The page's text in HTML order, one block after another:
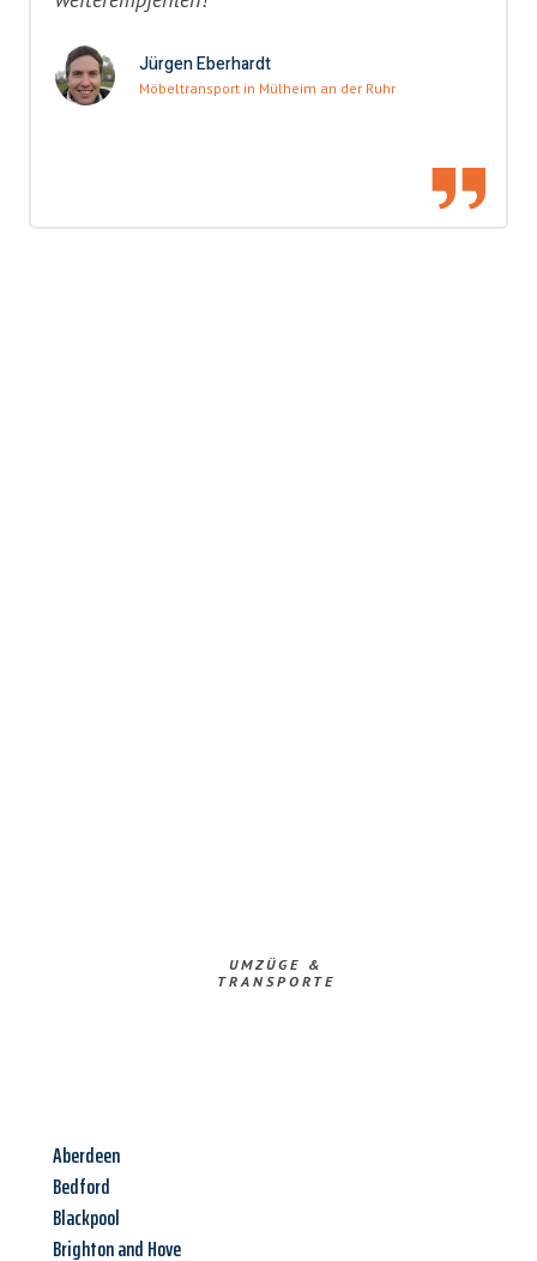
Jürgen Eberhardt
Möbeltransport in Mülheim an der Ruhr
UMZÜGE &
TRANSPORTE
Aberdeen
Bedford
Blackpool
Brighton and Hove